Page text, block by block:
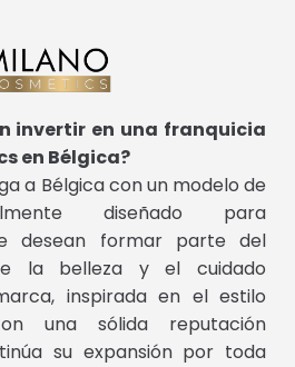
invertir en una franquicia
en Bélgica?
a Bélgica con un modelo de
diseñado para
desean formar parte del
la belleza y el cuidado
inspirada en el estilo
una sólida reputación
su expansión por toda